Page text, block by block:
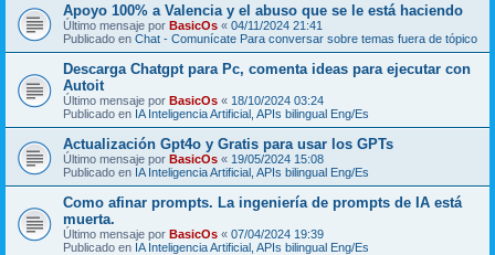
Apoyo 100% a Valencia y el abuso que se le está haciendo
Último mensaje por BasicOs « 04/11/2024 21:41
Publicado en Chat - Comunícate Para conversar sobre temas fuera de tópico
Descarga Chatgpt para Pc, comenta ideas para ejecutar con
Autoit
Último mensaje por BasicOs « 18/10/2024 03:24
Publicado en IA Inteligencia Artificial, APIs bilingual Eng/Es
Actualización Gpt4o y Gratis para usar los GPTs
Último mensaje por BasicOs « 19/05/2024 15:08
Publicado en IA Inteligencia Artificial, APIs bilingual Eng/Es
Como afinar prompts. La ingeniería de prompts de IA está
muerta.
Último mensaje por BasicOs « 07/04/2024 19:39
Publicado en IA Inteligencia Artificial, APIs bilingual Eng/Es